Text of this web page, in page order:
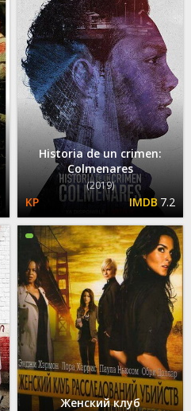
Historia de un crimen:
Colmenares
(2019)
7.2
Женский клуб